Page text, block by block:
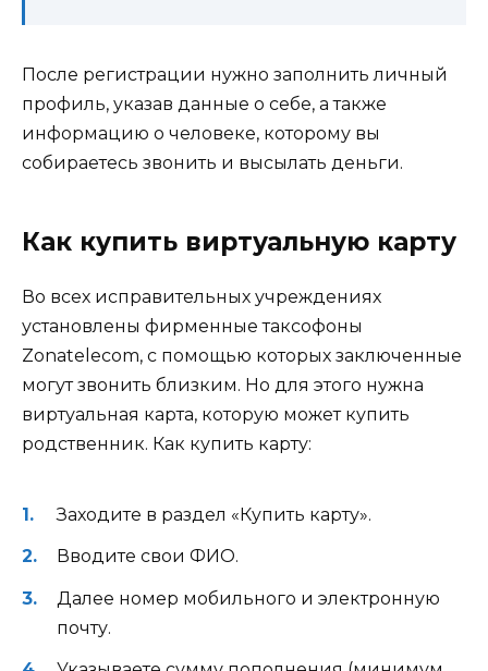
После регистрации нужно заполнить личный
профиль, указав данные о себе, а также
информацию о человеке, которому вы
собираетесь звонить и высылать деньги.
Как купить виртуальную карту
Во всех исправительных учреждениях
установлены фирменные таксофоны
Zonatelecom, с помощью которых заключенные
могут звонить близким. Но для этого нужна
виртуальная карта, которую может купить
родственник. Как купить карту:
Заходите в раздел «Купить карту».
Вводите свои ФИО.
Далее номер мобильного и электронную
почту.